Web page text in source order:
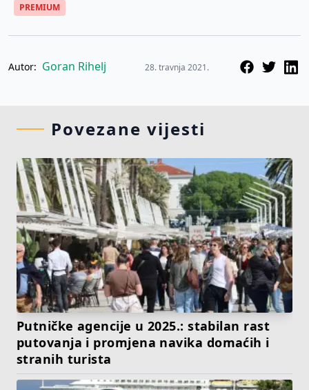
PREMIUM
Autor: Goran Rihelj 28. travnja 2021.
Povezane vijesti
Putničke agencije u 2025.: stabilan rast
putovanja i promjena navika domaćih i
stranih turista